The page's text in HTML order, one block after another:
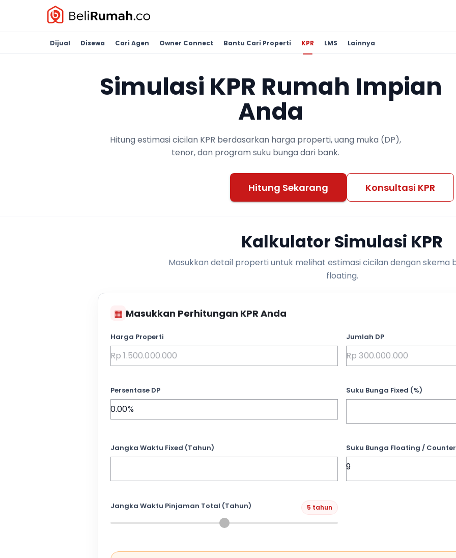
Dijual Disewa Cari Agen Owner Connect Bantu Cari Properti KPR LMS Lainnya
Simulasi KPR Rumah Impian
Anda
Hitung estimasi cicilan KPR berdasarkan harga properti, uang muka (DP),
tenor, dan program suku bunga dari bank.
Hitung Sekarang Konsultasi KPR
Kalkulator Simulasi KPR
Masukkan detail properti untuk melihat estimasi cicilan dengan skema
floating.
▦ Masukkan Perhitungan KPR Anda
Harga Properti Jumlah DP
Persentase DP Suku Bunga Fixed (%)
Jangka Waktu Fixed (Tahun) Suku Bunga Floating /
Jangka Waktu Pinjaman Total (Tahun) 5 tahun